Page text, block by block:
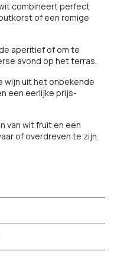
combineert perfect
of een romige
aperitief of om te
avond op het terras.
wijn uit het onbekende
een eerlijke prijs-
van wit fruit en een
of overdreven te zijn.